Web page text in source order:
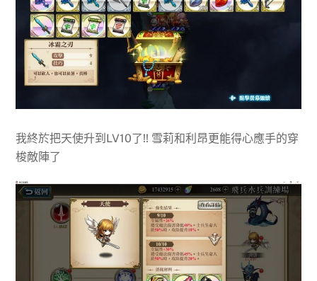
我終於把天使升到LV10了!! 雪莉和利昂更能得心應手的穿
梭敵陣了